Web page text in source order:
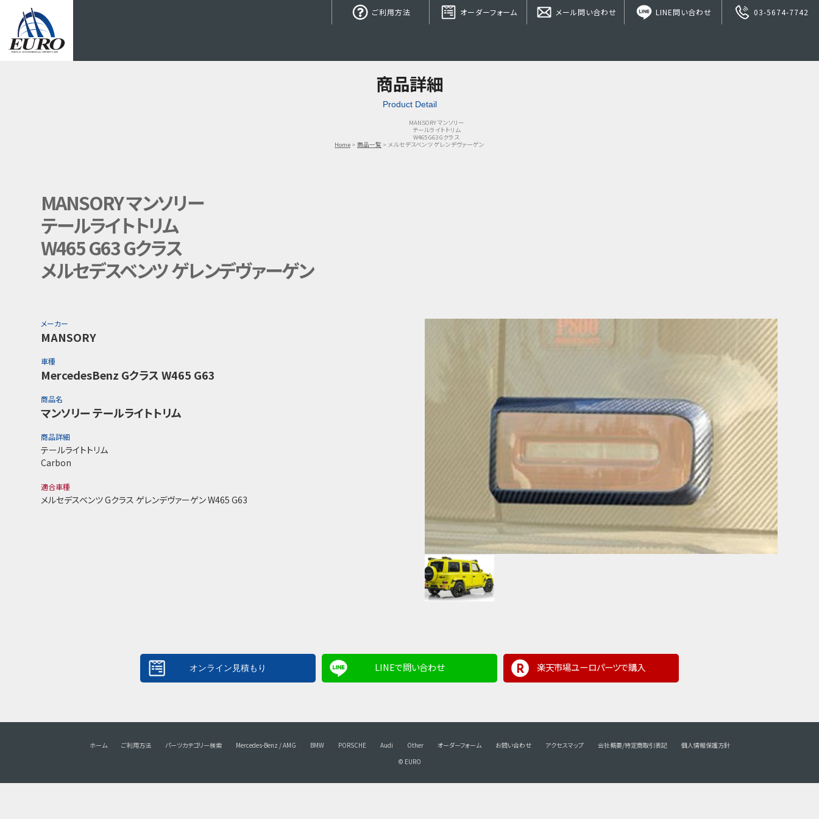
ご利用方法 オーダーフォーム メール問い合わせ LINE問い合わせ 03-5674-7742
商品詳細
Product Detail
Home 商品一覧
MANSORY マンソリー
テールライトトリム
W465 G63 Gクラス
メルセデスベンツ ゲレンデヴァーゲン
MANSORY マンソリー
テールライトトリム
W465 G63 Gクラス
メルセデスベンツ ゲレンデヴァーゲン
メーカー
MANSORY
車種
MercedesBenz Gクラス W465 G63
商品名
マンソリー テールライトトリム
商品詳細
テールライトトリム
Carbon
適合車種
メルセデスベンツ Gクラス ゲレンデヴァーゲン W465 G63
LINEで問い合わせ 楽天市場ユーロパーツで購入
ホーム ご利用方法 パーツカテゴリー検索 Mercedes-Benz / AMG BMW PORSCHE Audi Other オーダーフォーム お問い合わせ アクセスマップ 会社概要/特定商取引表記
個人情報保護方針
© EURO